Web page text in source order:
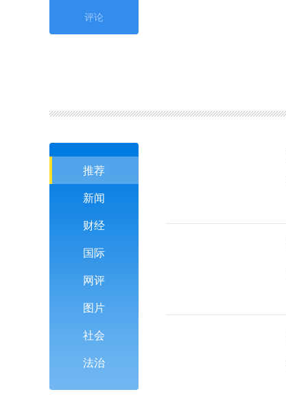
评论
推荐
新闻
财经
国际
网评
图片
社会
法治